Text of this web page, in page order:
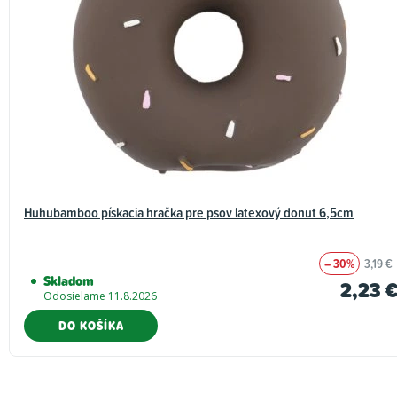
Huhubamboo pískacia hračka pre psov latexový donut 6,5cm
Skladom
Odosielame 11.8.2026
– 30% 3,19 €
2,23
DO KOŠÍKA